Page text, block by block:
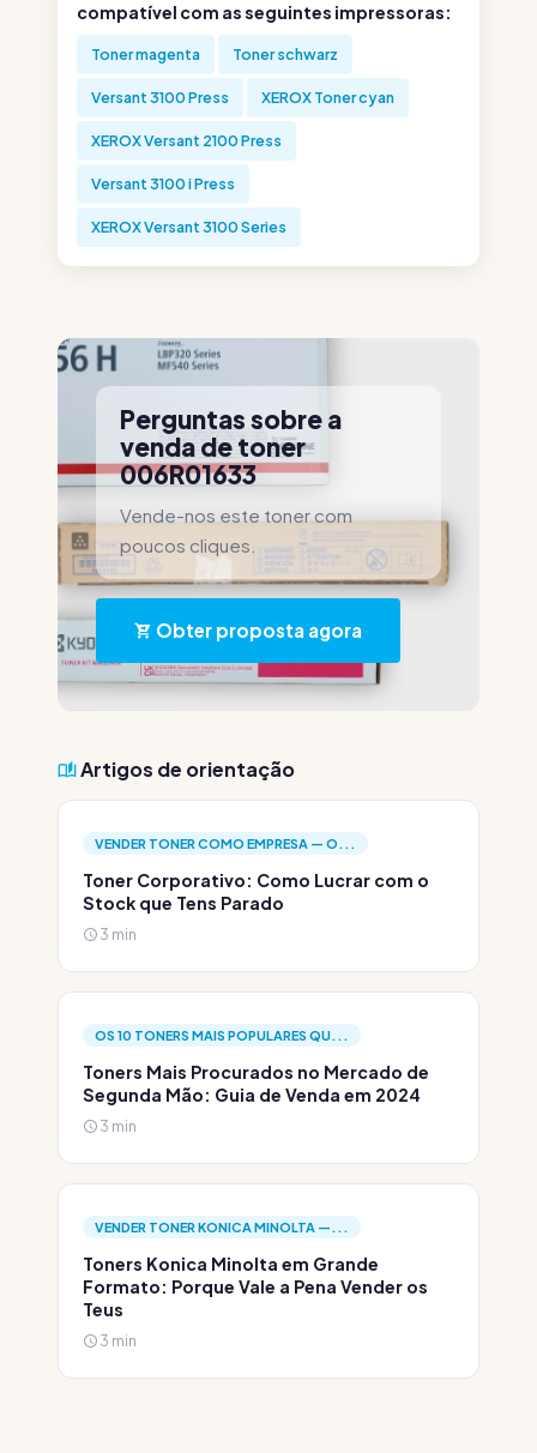
compatível com as seguintes impressoras:
Toner magenta Toner schwarz
Versant 3100 Press XEROX Toner cyan
XEROX Versant 2100 Press
Versant 3100 i Press
XEROX Versant 3100 Series
Perguntas sobre a
venda de toner
006R01633
Vende-nos este toner com
poucos cliques.
Obter proposta agora
Artigos de orientação
VENDER TONER COMO EMPRESA — O...
Toner Corporativo: Como Lucrar com o
Stock que Tens Parado
3 min
OS 10 TONERS MAIS POPULARES QU...
Toners Mais Procurados no Mercado de
Segunda Mão: Guia de Venda em 2024
3 min
VENDER TONER KONICA MINOLTA —...
Toners Konica Minolta em Grande
Formato: Porque Vale a Pena Vender os
Teus
3 min